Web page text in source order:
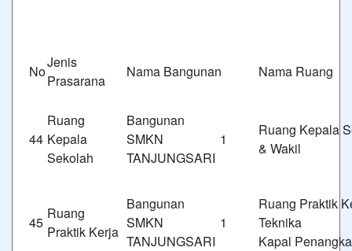
No
Jenis
Prasarana
Nama Bangunan Nama Ruang
44
Ruang
Kepala
Sekolah
Bangunan
SMKN 1
TANJUNGSARI
Ruang Kepala
& Wakil
45
Ruang
Praktik Kerja
Bangunan
SMKN 1
TANJUNGSARI
Ruang Praktik
Kapal